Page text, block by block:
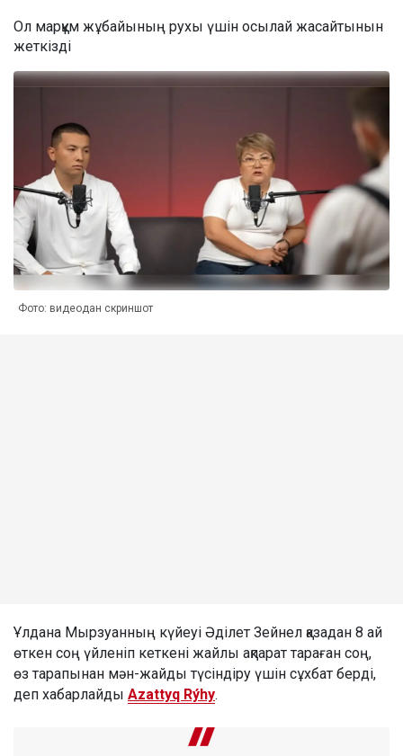
Ол марқұм жұбайының рухы үшін осылай жасайтынын
жеткізді
Фото: видеодан скриншот
Ұлдана Мырзуанның күйеуі Әділет Зейнел қазадан 8 ай
өткен соң үйленіп кеткені жайлы ақпарат тараған соң,
өз тарапынан мән-жайды түсіндіру үшін сұхбат берді,
деп хабарлайды Azattyq Rýhy.